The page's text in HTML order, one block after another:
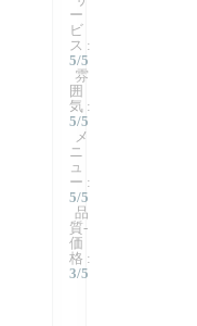
ー
ビ
ス :
5/5
雰
囲
気 :
5/5
メ
ニ
ュ
ー :
5/5
品
質-
価
格 :
3/5